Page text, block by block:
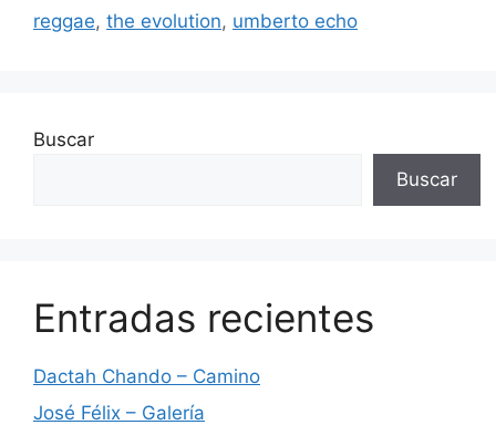
reggae, the evolution, umberto echo
Buscar
Buscar
Entradas recientes
Dactah Chando – Camino
José Félix – Galería